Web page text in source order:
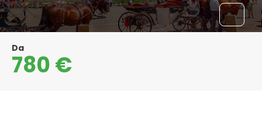
Da
780 €